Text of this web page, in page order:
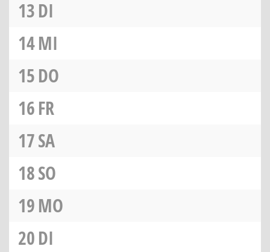
13DI
14MI
15DO
16FR
17SA
18SO
19MO
20DI